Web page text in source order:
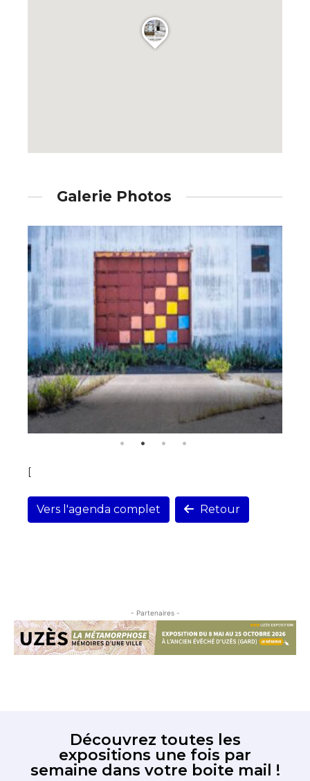
Galerie Photos
[
Vers l'agenda complet Retour
- Partenaires -
Découvrez toutes les
expositions une fois par
semaine dans votre boite mail !